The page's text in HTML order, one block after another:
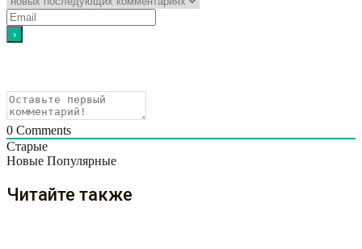
0 Comments
Старые
Новые Популярные
Читайте также